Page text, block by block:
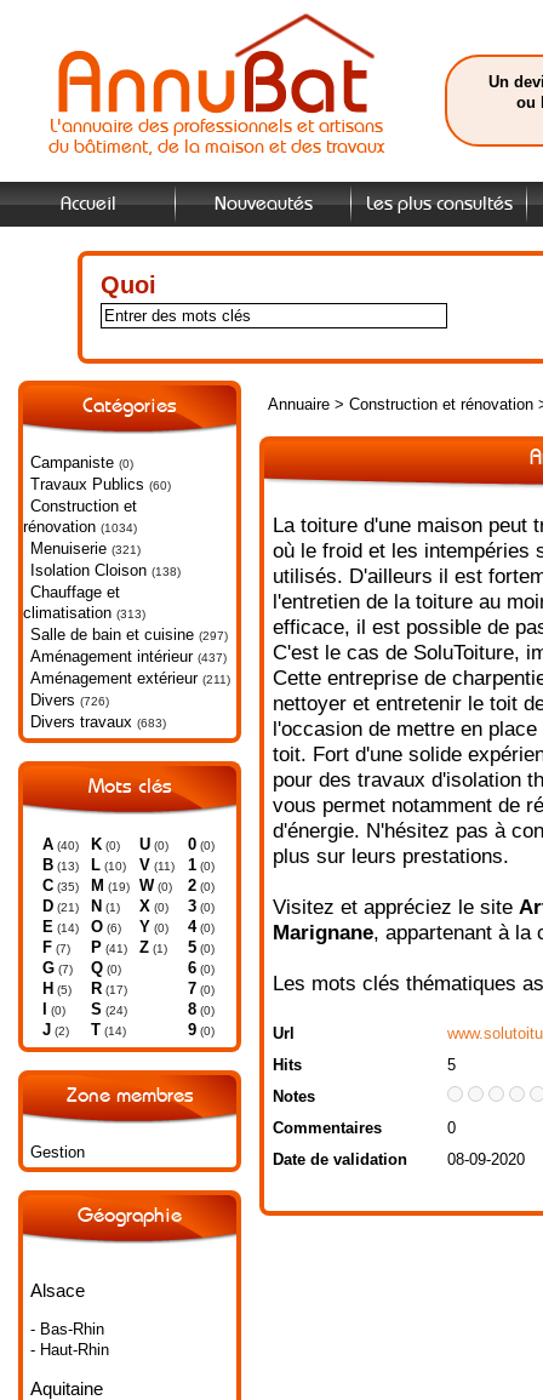
L'annuaire des professionnels et artisans
du bâtiment, de la maison et des travaux
Un
ou
Accueil Nouveautés Les plus consultés
Quoi
Catégories
Campaniste (0)
Travaux Publics (60)
Construction et
rénovation (1034)
Menuiserie (321)
Isolation Cloison (138)
Chauffage et
climatisation (313)
Salle de bain et cuisine (297)
Aménagement intérieur (437)
Aménagement extérieur (211)
Divers (726)
Divers travaux (683)
Mots clés
A (40)
B (13)
C (35)
D (21)
E (14)
F (7)
G (7)
H (5)
(0)
J (2)
K (0)
L (10)
M (19)
N (1)
O (6)
P (41)
Q (0)
R (17)
S (24)
T (14)
U (0)
V (11)
W (0)
X (0)
Y (0)
Z (1)
0 (0)
1 (0)
2 (0)
3 (0)
4(0)
5 (0)
6 (0)
7 (0)
8 (0)
9 (0)
Zone membres
Gestion
Géographie
Alsace
- Bas-Rhin
- Haut-Rhin
Aquitaine
Annuaire > Construction et rénovation
La toiture d'une maison peut
où le froid et les intempéries
utilisés. D'ailleurs il est
l'entretien de la toiture au
efficace, il est possible de
C'est le cas de SoluToiture,
Cette entreprise de
nettoyer et entretenir le toit
l'occasion de mettre en
toit. Fort d'une solide
pour des travaux d'isolation
vous permet notamment de
d'énergie. N'hésitez pas à
plus sur leurs prestations.
Visitez et appréciez le site
Marignane, appartenant à la
Les mots clés thématiques
Url
Hits
5
Notes
Commentaires
0
Date de validation
08-09-2020